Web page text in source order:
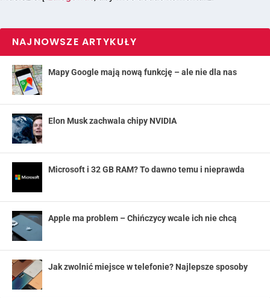
NAJNOWSZE ARTYKUŁY
Mapy Google mają nową funkcję – ale nie dla nas
Elon Musk zachwala chipy NVIDIA
Microsoft i 32 GB RAM? To dawno temu i nieprawda
Apple ma problem – Chińczycy wcale ich nie chcą
Jak zwolnić miejsce w telefonie? Najlepsze sposoby